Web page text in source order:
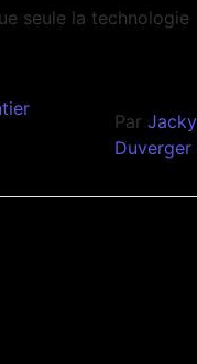
seule la technologie
Par Jacky
Duverger